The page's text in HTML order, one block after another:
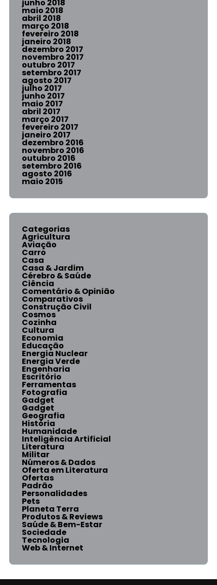
junho 2018
maio 2018
abril 2018
março 2018
fevereiro 2018
janeiro 2018
dezembro 2017
novembro 2017
outubro 2017
setembro 2017
agosto 2017
julho 2017
junho 2017
maio 2017
abril 2017
março 2017
fevereiro 2017
janeiro 2017
dezembro 2016
novembro 2016
outubro 2016
setembro 2016
agosto 2016
maio 2015
Categorias
Agricultura
Aviação
Carro
Casa
Casa & Jardim
Cérebro & Saúde
Ciência
Comentário & Opinião
Comparativos
Construção Civil
Cosmos
Cozinha
Cultura
Economia
Educação
Energia Nuclear
Energia Verde
Engenharia
Escritório
Ferramentas
Fotografia
Gadget
Gadget
Geografia
História
Humanidade
Inteligência Artificial
Literatura
Militar
Números & Dados
Oferta em Literatura
Ofertas
Padrão
Personalidades
Pets
Planeta Terra
Produtos & Reviews
Saúde & Bem-Estar
Sociedade
Tecnologia
Web & Internet